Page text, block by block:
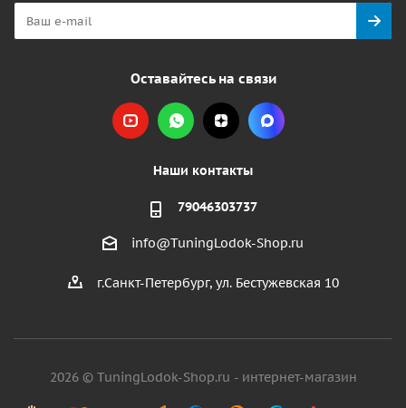
Оставайтесь на связи
Наши контакты
79046303737
info@TuningLodok-Shop.ru
г.Санкт-Петербург, ул. Бестужевская 10
2026 © TuningLodok-Shop.ru - интернет-магазин